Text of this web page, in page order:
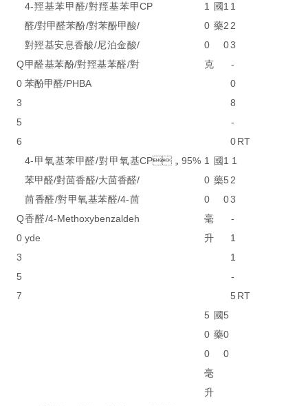
Q
0
3
5
6
4-羥基苯甲醛/對羥基苯甲
醛/對甲醛苯酚/對苯酚甲酸/
對羥基安息香酸/尼泊金酸/
甲醛基苯酚/對羥基苯醛/對
苯酚甲醛/PHBA
CP
1
0
0
克
國
藥
1
2
0
1
2
3
-
0
8
-
0RT
Q
0
3
5
7
4-甲氧基苯甲醛/對甲氧基
苯甲醛/對茴香醛/大茴香醛/
茴香醛/對甲氧基苯醛/4-茴
香醛/4-Methoxybenzaldeh
yde
CP，95% 1
0
0
毫
升
國
藥
1
5
0
1
2
3
-
1
1
-
5 RT
5
0
0
毫
升
國
藥
5
0
0